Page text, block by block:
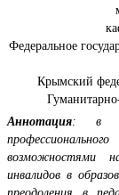
Федеральное
Крымский
Аннотация: в
возможностями
инвалидов в